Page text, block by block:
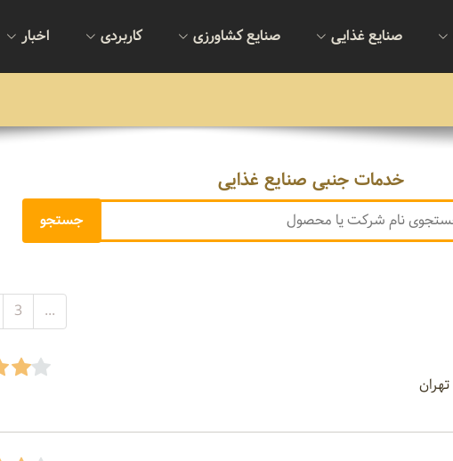
صنایع غذایی صنایع کشاورزی کاربردی اخبار
خدمات جنبی صنایع غذایی
3 ...